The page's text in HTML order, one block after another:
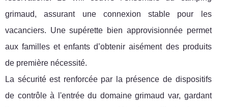
grimaud, assurant une connexion stable pour les
vacanciers. Une supérette bien approvisionnée permet
aux familles et enfants d’obtenir aisément des produits
de première nécessité.
La sécurité est renforcée par la présence de dispositifs
de contrôle à l'entrée du domaine grimaud var, gardant